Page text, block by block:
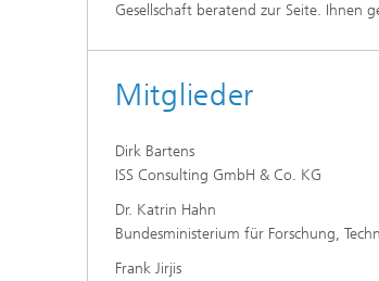
Gesellschaft beratend zur Seite. Ihnen
Mitglieder
Dirk Bartens
ISS Consulting GmbH & Co. KG
Dr. Katrin Hahn
Bundesministerium für Forschung,
Frank Jirjis